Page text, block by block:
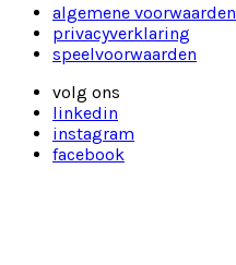
algemene voorwaarden
privacyverklaring
speelvoorwaarden
volg ons
linkedin
instagram
facebook